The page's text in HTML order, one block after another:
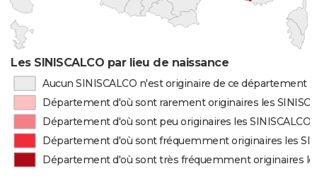
Les SINISCALCO par lieu de naissance
Aucun SINISCALCO n'est originaire de ce département
Département d'où sont rarement originaires les
Département d'où sont peu originaires les SINISCALCO
Département d'où sont fréquemment originaires les
Département d'où sont très fréquemment originaires